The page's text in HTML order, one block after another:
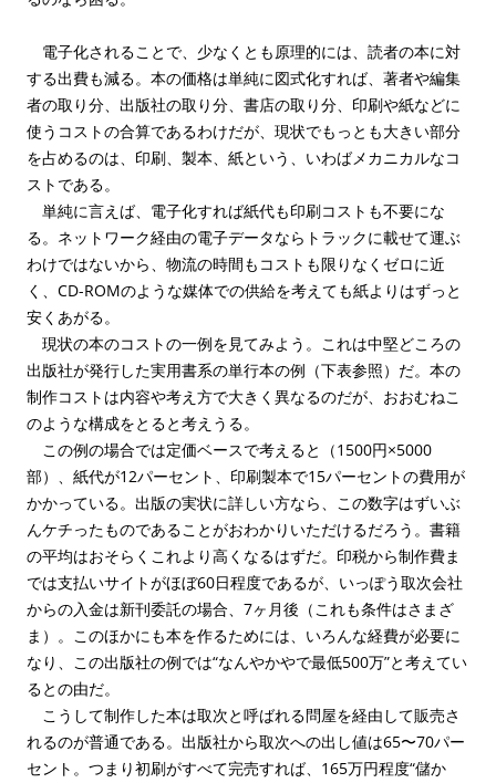
電子化されることで、少なくとも原理的には、読者の本に対
する出費も減る。本の価格は単純に図式化すれば、著者や編集
者の取り分、出版社の取り分、書店の取り分、印刷や紙などに
使うコストの合算であるわけだが、現状でもっとも大きい部分
を占めるのは、印刷、製本、紙という、いわばメカニカルなコ
ストである。
単純に言えば、電子化すれば紙代も印刷コストも不要にな
る。ネットワーク経由の電子データならトラックに載せて運ぶ
わけではないから、物流の時間もコストも限りなくゼロに近
く、CD-ROMのような媒体での供給を考えても紙よりはずっと
安くあがる。
現状の本のコストの一例を見てみよう。これは中堅どころの
出版社が発行した実用書系の単行本の例（下表参照）だ。本の
制作コストは内容や考え方で大きく異なるのだが、おおむねこ
のような構成をとると考えうる。
この例の場合では定価ベースで考えると（1500円×5000
部）、紙代が12パーセント、印刷製本で15パーセントの費用が
かかっている。出版の実状に詳しい方なら、この数字はずいぶ
んケチったものであることがおわかりいただけるだろう。書籍
の平均はおそらくこれより高くなるはずだ。印税から制作費ま
では支払いサイトがほぼ60日程度であるが、いっぽう取次会社
からの入金は新刊委託の場合、7ヶ月後（これも条件はさまざ
ま）。このほかにも本を作るためには、いろんな経費が必要に
なり、この出版社の例では“なんやかやで最低500万”と考えてい
るとの由だ。
こうして制作した本は取次と呼ばれる問屋を経由して販売さ
れるのが普通である。出版社から取次への出し値は65〜70パー
セント。つまり初刷がすべて完売すれば、165万円程度“儲か